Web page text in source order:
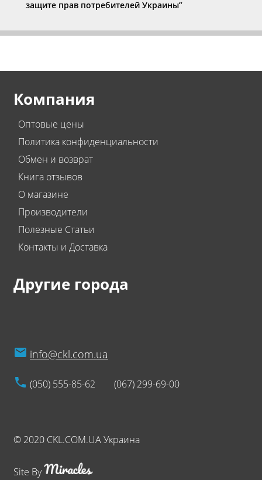
защите прав потребителей Украины”
Компания
Оптовые цены
Политика конфиденциальности
Обмен и возврат
Книга отзывов
О магазине
Производители
Полезные Статьи
Контакты и Доставка
Другие города
info@ckl.com.ua
(050) 555-85-62 (067) 299-69-00
© 2020 CKL.COM.UA Украина
Site By